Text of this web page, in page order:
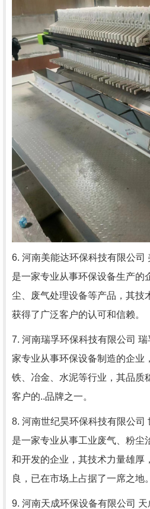
6. 河南美能达环保科技有限公司
是一家专业从事环保设备生产的
尘、废气处理设备等产品，其技
获得了广泛客户的认可和信赖。
7. 河南瑞孚环保科技有限公司
家专业从事环保设备制造的企业
铁、冶金、水泥等行业，其品质
客户的..品牌之一。
8. 河南世纪昊环保科技有限公司
是一家专业从事工业废气、粉尘
和开发的企业，其技术力量雄厚
良，已在市场上占据了一席之地。
9. 河南天成环保设备有限公司